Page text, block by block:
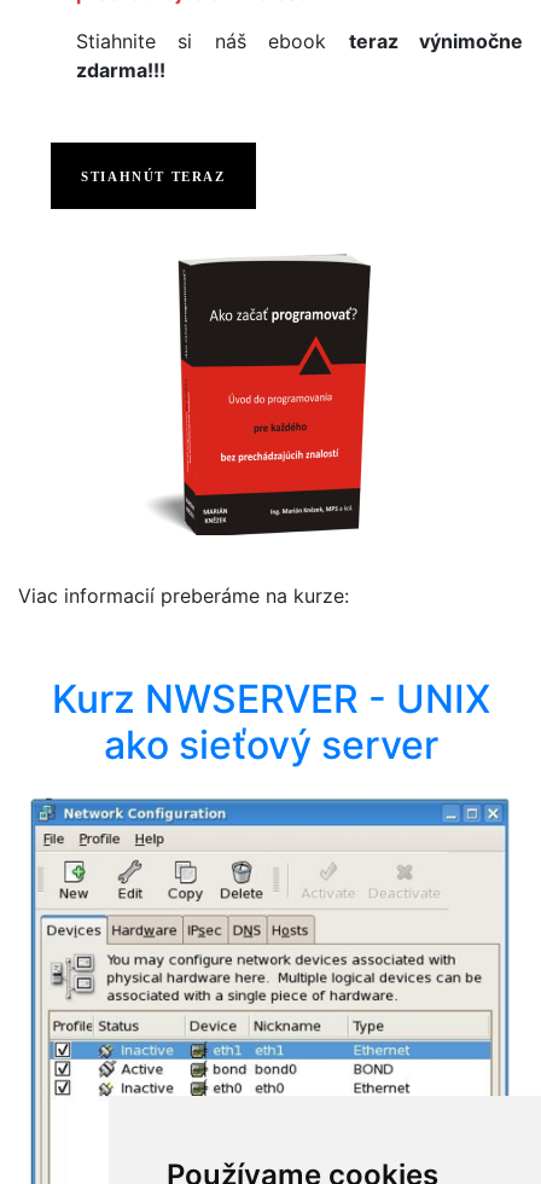
Používame cookies
Stiahnite si náš ebook teraz výnimočne
zdarma!!!
STIAHNÚT TERAZ
Viac informacií preberáme na kurze:
Kurz NWSERVER - UNIX
ako sieťový server